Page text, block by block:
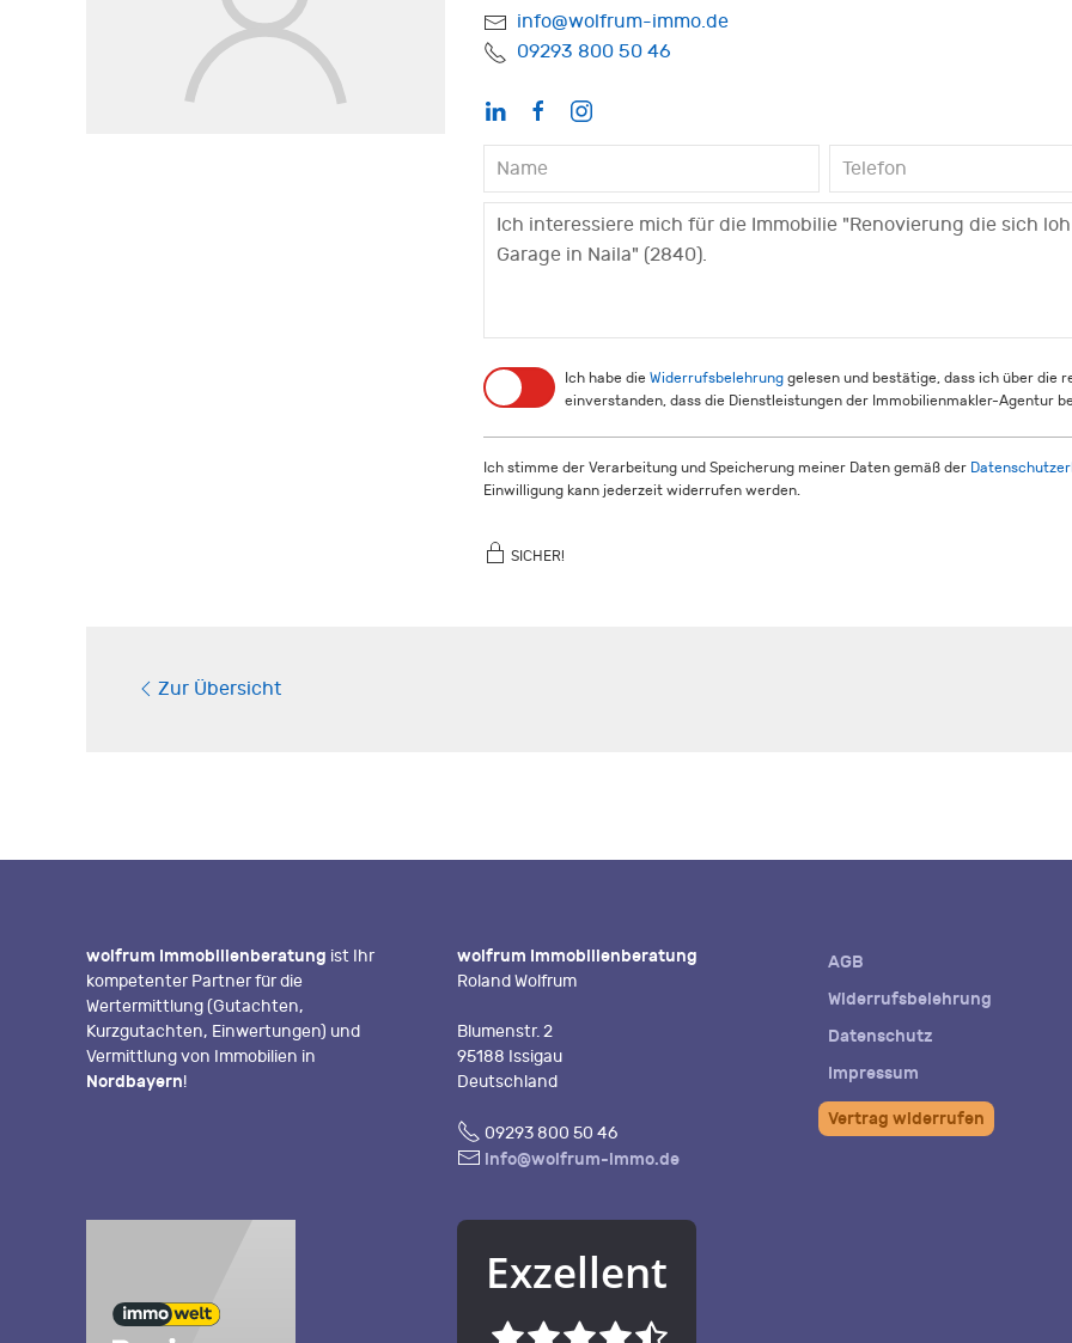
info@wolfrum-immo.de
09293 800 50 46
Ich habe die Widerrufsbelehrung gelesen und bestätige, dass ich über die
einverstanden, dass die Dienstleistungen der Immobilienmakler-Agentur
Ich stimme der Verarbeitung und Speicherung meiner Daten gemäß der
Einwilligung kann jederzeit widerrufen werden.
SICHER!
Zur Übersicht
wolfrum Immobilienberatung ist Ihr
kompetenter Partner für die
Wertermittlung (Gutachten,
Kurzgutachten, Einwertungen) und
Vermittlung von Immobilien in
Nordbayern!
wolfrum Immobilienberatung
Roland Wolfrum
Blumenstr. 2
95188 Issigau
Deutschland
Fon 09293 800 50 46
E- info@wolfrum-immo.de
AGB
Widerrufsbelehrung
Datenschutz
Impressum
Vertrag widerrufen